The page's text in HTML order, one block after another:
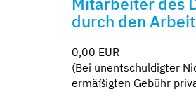
durch den
0,00 EUR
(Bei unentschuldigter
ermäßigten Gebühr